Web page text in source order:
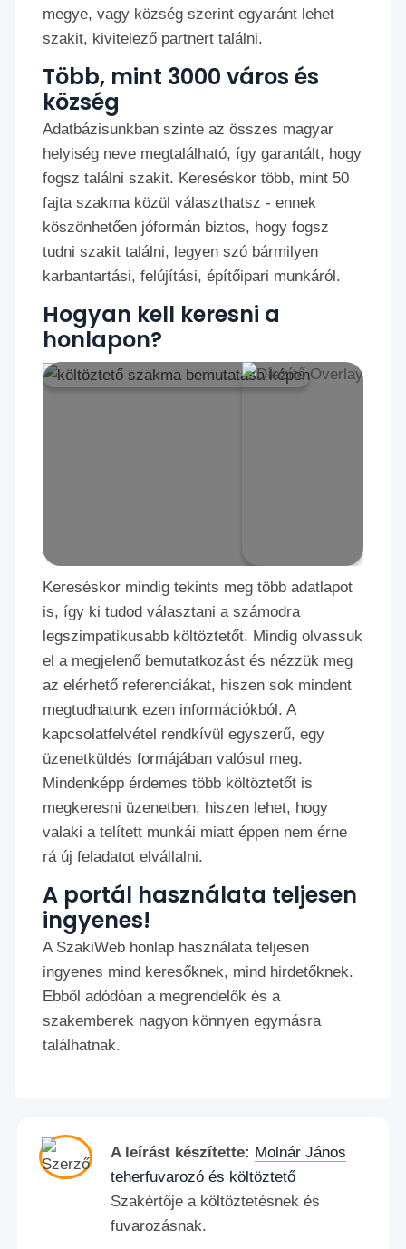
megye, vagy község szerint egyaránt lehet
szakit, kivitelező partnert találni.
Több, mint 3000 város és
község
Adatbázisunkban szinte az összes magyar
helyiség neve megtalálható, így garantált, hogy
fogsz találni szakit. Kereséskor több, mint 50
fajta szakma közül választhatsz - ennek
köszönhetően jóformán biztos, hogy fogsz
tudni szakit találni, legyen szó bármilyen
karbantartási, felújítási, építőipari munkáról.
Hogyan kell keresni a
honlapon?
Kereséskor mindig tekints meg több adatlapot
is, így ki tudod választani a számodra
legszimpatikusabb költöztetőt. Mindig olvassuk
el a megjelenő bemutatkozást és nézzük meg
az elérhető referenciákat, hiszen sok mindent
megtudhatunk ezen információkból. A
kapcsolatfelvétel rendkívül egyszerű, egy
üzenetküldés formájában valósul meg.
Mindenképp érdemes több költöztetőt is
megkeresni üzenetben, hiszen lehet, hogy
valaki a telített munkái miatt éppen nem érne
rá új feladatot elvállalni.
A portál használata teljesen
ingyenes!
A SzakiWeb honlap használata teljesen
ingyenes mind keresőknek, mind hirdetőknek.
Ebből adódóan a megrendelők és a
szakemberek nagyon könnyen egymásra
találhatnak.
A leírást készítette: Molnár János
teherfuvarozó és költöztető
Szakértője a költöztetésnek és
fuvarozásnak.